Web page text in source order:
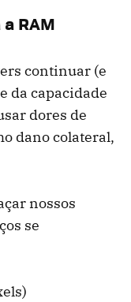
RAM
continuar (e
da capacidade
dores de
dano colateral,
nossos
se